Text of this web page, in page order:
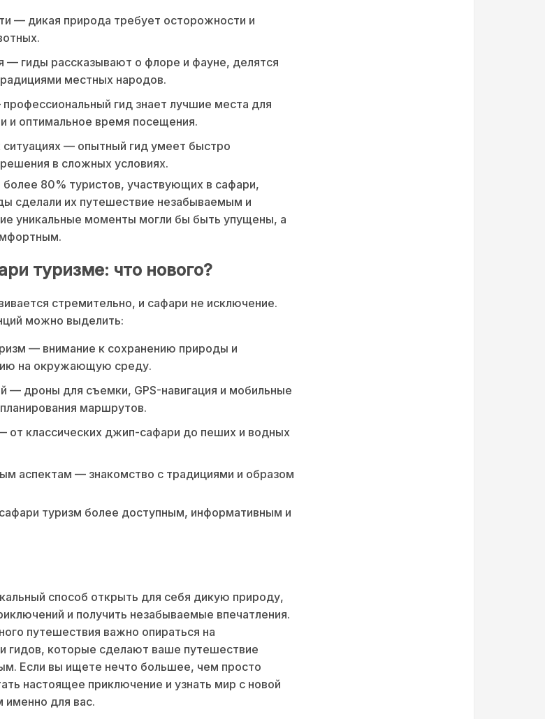
— дикая природа требует осторожности и
— гиды рассказывают о флоре и фауне, делятся
местных народов.
гид знает лучшие места для
и оптимальное время посещения.
— опытный гид умеет быстро
в сложных условиях.
80% туристов, участвующих в сафари,
сделали их путешествие незабываемым и
уникальные моменты могли бы быть упущены, а
туризме: что нового?
стремительно, и сафари не исключение.
можно выделить:
— внимание к сохранению природы и
на окружающую среду.
— дроны для съемки, GPS-навигация и мобильные
маршрутов.
от классических джип-сафари до пеших и водных
аспектам — знакомство с традициями и образом
туризм более доступным, информативным и
способ открыть для себя дикую природу,
и получить незабываемые впечатления.
путешествия важно опираться на
гидов, которые сделают ваше путешествие
Если вы ищете нечто большее, чем просто
настоящее приключение и узнать мир с новой
для вас.